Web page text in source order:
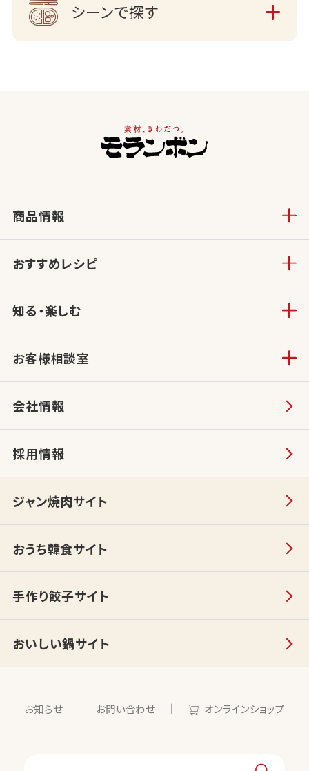
シーンで探す
商品情報
おすすめレシピ
知る・楽しむ
お客様相談室
会社情報
採用情報
ジャン焼肉サイト
おうち韓食サイト
手作り餃子サイト
おいしい鍋サイト
お知らせ お問い合わせ オンラインショップ